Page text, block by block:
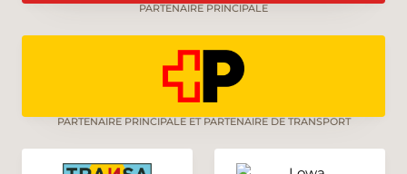
PARTENAIRE PRINCIPALE
PARTENAIRE PRINCIPALE ET PARTENAIRE DE TRANSPORT